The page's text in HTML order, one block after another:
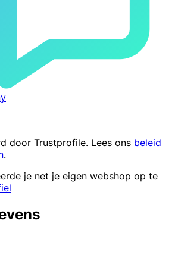
door Trustprofile. Lees ons beleid
.
je net je eigen webshop op te